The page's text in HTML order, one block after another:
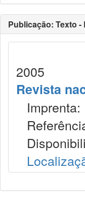
Publicação: Texto
2005
Revista
Imprenta: